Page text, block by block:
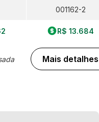
001162-2
R$ 13.684
Mais detalhes